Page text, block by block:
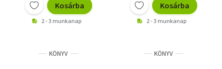
Kosárba
2 - 3 munkanap
Kosárba
2 - 3 munkanap
KÖNYV KÖNYV